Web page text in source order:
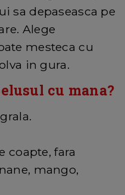
sa depaseasca pe
Alege
mesteca cu
in gura.
cu mana?
coapte, fara
mango,